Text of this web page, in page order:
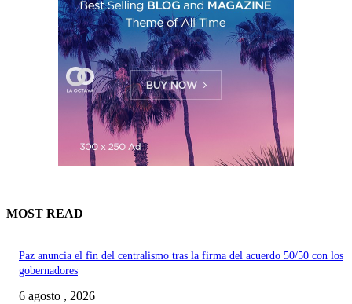
MOST READ
Paz anuncia el fin del centralismo tras la firma del acuerdo 50/50 con los
gobernadores
6 agosto , 2026